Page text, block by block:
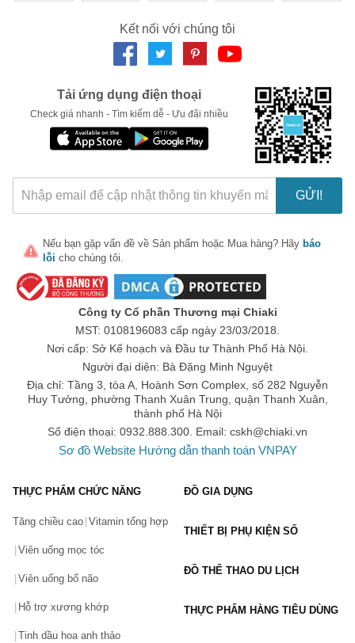
Kết nối với chúng tôi
Tải ứng dụng điện thoại
Check giá nhanh - Tìm kiếm dễ - Ưu đãi nhiều
GỬI!
Nếu bạn gặp vấn đề về Sản phẩm hoặc Mua hàng? Hãy báo
lỗi cho chúng tôi.
Công ty Cổ phần Thương mại Chiaki
MST: 0108196083 cấp ngày 23/03/2018.
Nơi cấp: Sở Kế hoạch và Đầu tư Thành Phố Hà Nội.
Người đại diện: Bà Đặng Minh Nguyệt
Địa chỉ: Tầng 3, tòa A, Hoành Sơn Complex, số 282 Nguyễn
Huy Tưởng, phường Thanh Xuân Trung, quận Thanh Xuân,
thành phố Hà Nội
Số điện thoại: 0932.888.300. Email: cskh@chiaki.vn
Sơ đồ Website Hướng dẫn thanh toán VNPAY
THỰC PHẨM CHỨC NĂNG
Tăng chiều cao Vitamin tổng hợp
Viên uống mọc tóc
Viên uống bổ não
Hỗ trợ xương khớp
Tinh dầu hoa anh thảo
ĐỒ GIA DỤNG
THIẾT BỊ PHỤ KIỆN SỐ
ĐỒ THỂ THAO DU LỊCH
THỰC PHẨM HÀNG TIÊU DÙNG
Mã Giảm Giá Dành Riêng Cho Bạn
Giảm ngay cho bất kỳ đơn hàng nào.
XXX-XXXX
Số lần áp dụng:
lần
Chỉ áp dụng cho gian hàng:
Ngày hết hạn:
LẤY MÃ NGAY